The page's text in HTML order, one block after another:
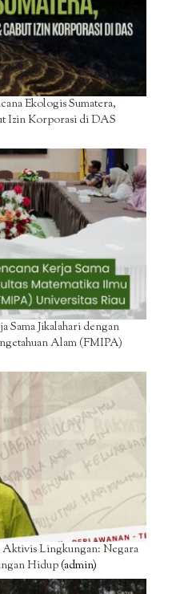
Ekologis Sumatera,
Izin Korporasi di DAS
Sama Jikalahari dengan
Alam (FMIPA)
Aktivis Lingkungan: Negara
Hidup(admin)